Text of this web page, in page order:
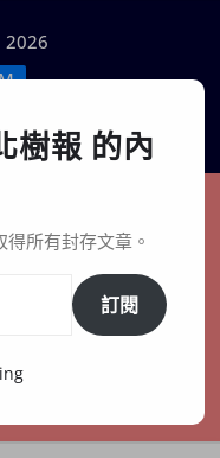
2026
創生
樹報 的內
所有封存文章。
訂閱